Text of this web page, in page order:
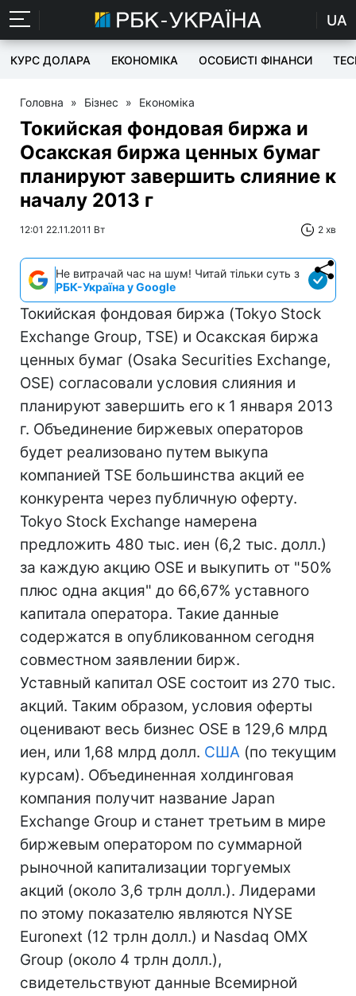
UA
КУРС ДОЛАРА ЕКОНОМІКА ОСОБИСТІ ФІНАНСИ
Головна » Бізнес » Економіка
Токийская фондовая биржа и
Осакская биржа ценных бумаг
планируют завершить слияние к
началу 2013 г
12:01 22.11.2011 Вт 2 хв
Не витрачай час на шум! Читай тільки суть з
РБК-Україна у Google
Токийская фондовая биржа (Tokyo Stock
Exchange Group, TSE) и Осакская биржа
ценных бумаг (Osaka Securities Exchange,
OSE) согласовали условия слияния и
планируют завершить его к 1 января 2013
г. Объединение биржевых операторов
будет реализовано путем выкупа
компанией TSE большинства акций ее
конкурента через публичную оферту.
Tokyo Stock Exchange намерена
предложить 480 тыс. иен (6,2 тыс. долл.)
за каждую акцию OSE и выкупить от "50%
плюс одна акция" до 66,67% уставного
капитала оператора. Такие данные
содержатся в опубликованном сегодня
совместном заявлении бирж.
Уставный капитал OSE состоит из 270 тыс.
акций. Таким образом, условия оферты
оценивают весь бизнес OSE в 129,6 млрд
иен, или 1,68 млрд долл. США (по текущим
курсам). Объединенная холдинговая
компания получит название Japan
Exchange Group и станет третьим в мире
биржевым оператором по суммарной
рыночной капитализации торгуемых
акций (около 3,6 трлн долл.). Лидерами
по этому показателю являются NYSE
Euronext (12 трлн долл.) и Nasdaq OMX
Group (около 4 трлн долл.),
свидетельствуют данные Всемирной